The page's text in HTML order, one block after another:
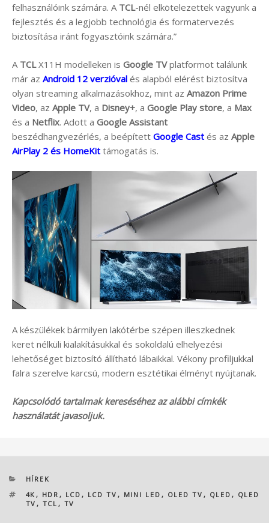
felhasználóink számára. A TCL-nél elkötelezettek vagyunk a
fejlesztés és a legjobb technológia és formatervezés
biztosítása iránt fogyasztóink számára.”
A TCLX11H modelleken is Google TVplatformot találunk
már az Android 12 verzióval és alapból elérést biztosítva
olyan streaming alkalmazásokhoz, mint az Amazon Prime
Video, az Apple TV, a Disney+, a Google Play store, a Max
és a Netflix. Adott a Google Assistant
beszédhangvezérlés, a beépített Google Cast és az Apple
AirPlay 2 és HomeKit támogatás is.
A készülékek bármilyen lakótérbe szépen illeszkednek
keret nélküli kialakításukkal és sokoldalú elhelyezési
lehetőséget biztosító állítható lábaikkal. Vékony profiljukkal
falra szerelve karcsú, modern esztétikai élményt nyújtanak.
Kapcsolódó tartalmak kereséséhez az alábbi címkék
használatát javasoljuk.
KATEGÓRIÁK
HÍREK
CÍMKÉK
4K , HDR , LCD , LCD TV , MINI LED , OLED TV , QLED , QLED
TV , TCL , TV